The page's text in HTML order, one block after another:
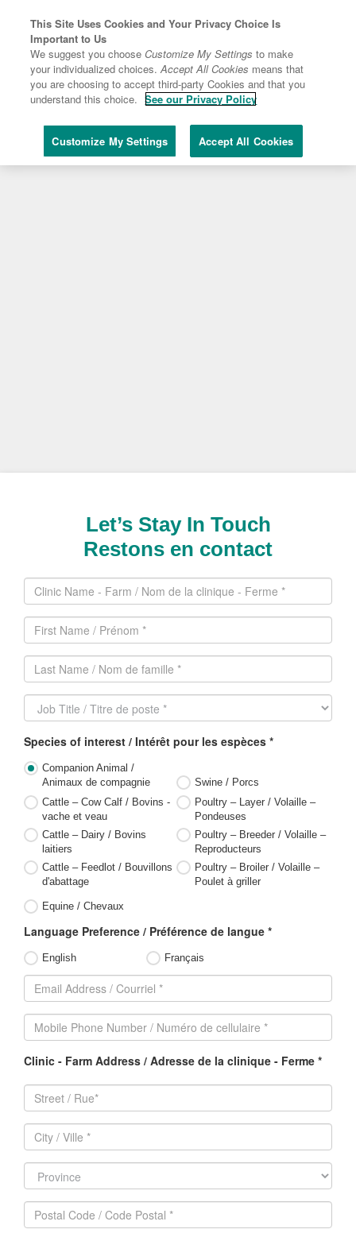
Let’s Stay In Touch
Restons en contact
Species of interest / Intérêt pour les espèces *
Companion Animal /
Animaux de compagnie
Swine / Porcs
Cattle – Cow Calf / Bovins -
vache et veau
Poultry – Layer / Volaille –
Pondeuses
Cattle – Dairy / Bovins
laitiers
Poultry – Breeder / Volaille –
Reproducteurs
Cattle – Feedlot / Bouvillons
d'abattage
Poultry – Broiler / Volaille –
Poulet à griller
Equine / Chevaux
Language Preference / Préférence de langue *
English Français
Clinic - Farm Address / Adresse de la clinique - Ferme *
This Site Uses Cookies and Your Privacy Choice Is
Important to Us
We suggest you choose Customize My Settings to make
your individualized choices.Accept All Cookies means that
you are choosing to accept third-party Cookies and that you
understand this choice. See our Privacy Policy
Customize My Settings Accept All Cookies